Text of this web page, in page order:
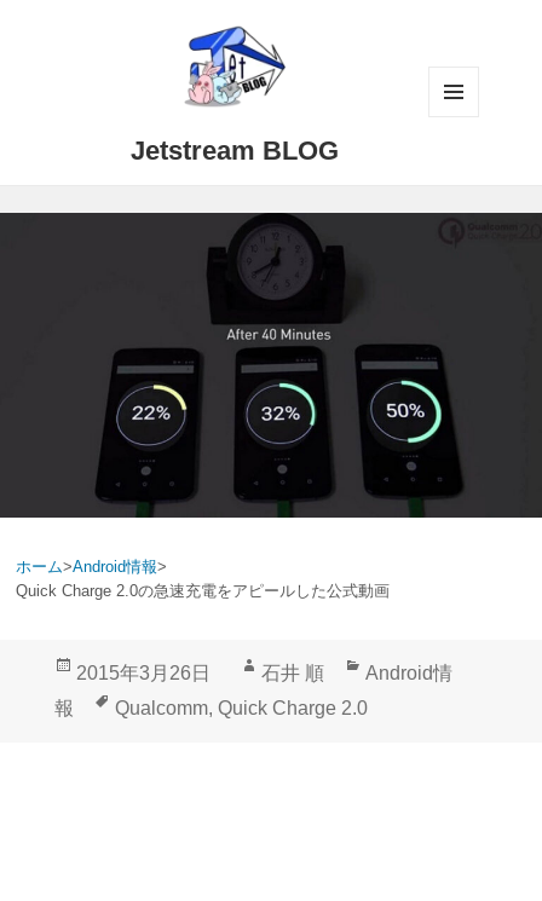
Jetstream BLOG
ホーム>Android情報>
Quick Charge 2.0の急速充電をアピールした公式動画
投
2015年3月26日
作
成
石井 順
カ
テ
Android情
報
タ
Qualcomm, Quick Charge 2.0